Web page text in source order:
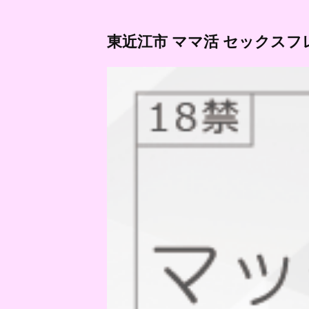
東近江市 ママ活 セックスフ